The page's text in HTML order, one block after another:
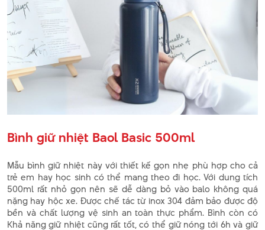
Bình giữ nhiệt Baol Basic 500ml
Mẫu bình giữ nhiệt này với thiết kế gọn nhẹ phù hợp cho cả
trẻ em hay học sinh có thể mang theo đi học. Với dung tích
500ml rất nhỏ gọn nên sẽ dễ dàng bỏ vào balo không quá
nặng hay hộc xe. Được chế tác từ inox 304 đảm bảo được độ
bền và chất lượng vệ sinh an toàn thực phẩm. Bình còn có
Khả năng giữ nhiệt cũng rất tốt, có thể giữ nóng tới 6h và giữ